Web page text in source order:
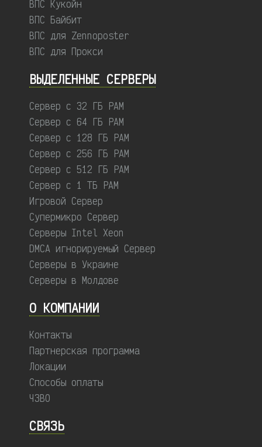
ВПС Кукойн
ВПС Байбит
ВПС для Zennoposter
ВПС для Прокси
ВЫДЕЛЕННЫЕ CЕРВЕРЫ
Сервер с 32 ГБ РАМ
Сервер с 64 ГБ РАМ
Сервер с 128 ГБ РАМ
Сервер с 256 ГБ РАМ
Сервер с 512 ГБ РАМ
Сервер с 1 ТБ РАМ
Игровой Сервер
Супермикро Сервер
Серверы Intel Xeon
DMCA игнорируемый Сервер
Серверы в Украине
Серверы в Молдове
О КОМПАНИИ
Контакты
Партнерская программа
Локации
Способы оплаты
ЧЗВО
СВЯЗЬ